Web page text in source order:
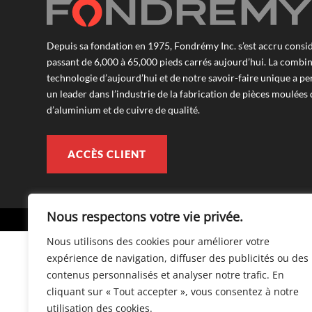
Nous respectons votre vie privée.
Nous utilisons des cookies pour améliorer votre
expérience de navigation, diffuser des publicités ou des
contenus personnalisés et analyser notre trafic. En
cliquant sur « Tout accepter », vous consentez à notre
utilisation des cookies.
Depuis sa fondation en 1975, Fondrémy Inc. s’est accru
passant de 6,000 à 65,000 pieds carrés aujourd’hui. La
technologie d’aujourd’hui et de notre savoir-faire unique a
un leader dans l’industrie de la fabrication de pièces moulées
d’aluminium et de cuivre de qualité.
ACCÈS CLIENT